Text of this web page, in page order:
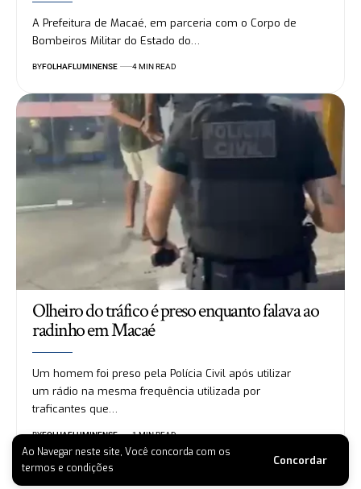
Ao Navegar neste site, Você concorda com os
termos e condições
Concordar
A Prefeitura de Macaé, em parceria com o Corpo de
Bombeiros Militar do Estado do…
BYFOLHAFLUMINENSE 4 MIN READ
Olheiro do tráfico é preso enquanto falava ao
radinho em Macaé
Um homem foi preso pela Polícia Civil após utilizar
um rádio na mesma frequência utilizada por
traficantes que…
BYFOLHAFLUMINENSE 1 MIN READ